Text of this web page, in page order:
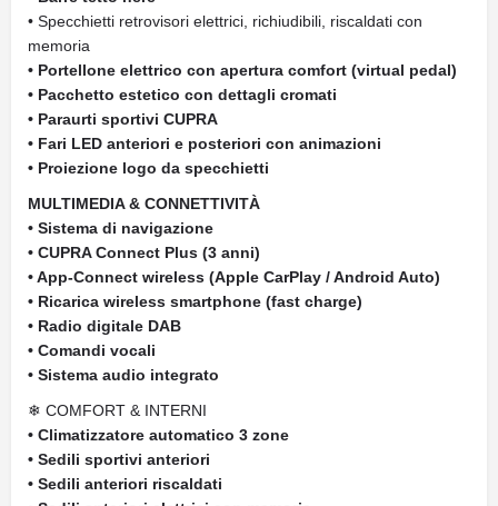
• Specchietti retrovisori elettrici, richiudibili, riscaldati con
memoria
• Portellone elettrico con apertura comfort (virtual pedal)
• Pacchetto estetico con dettagli cromati
• Paraurti sportivi CUPRA
• Fari LED anteriori e posteriori con animazioni
• Proiezione logo da specchietti
MULTIMEDIA & CONNETTIVITÀ
• Sistema di navigazione
• CUPRA Connect Plus (3 anni)
• App-Connect wireless (Apple CarPlay / Android Auto)
• Ricarica wireless smartphone (fast charge)
• Radio digitale DAB
• Comandi vocali
• Sistema audio integrato
❄ COMFORT & INTERNI
• Climatizzatore automatico 3 zone
• Sedili sportivi anteriori
• Sedili anteriori riscaldati